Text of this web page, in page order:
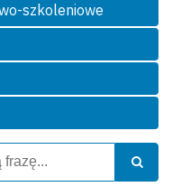
szkoleniowe